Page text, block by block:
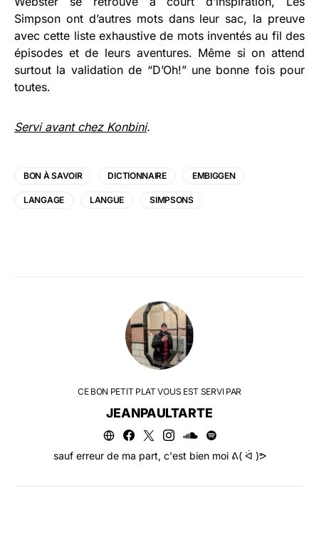
Simpson ont d’autres mots dans leur sac, la preuve
avec cette liste exhaustive de mots inventés au fil des
épisodes et de leurs aventures. Même si on attend
surtout la validation de “D’Oh!” une bonne fois pour
toutes.
Servi avant chez Konbini.
BON À SAVOIR DICTIONNAIRE EMBIGGEN
LANGAGE LANGUE SIMPSONS
CE BON PETIT PLAT VOUS EST SERVI PAR
JEANPAULTARTE
sauf erreur de ma part, c'est bien moi ᕕ( ᐛ )ᕗ